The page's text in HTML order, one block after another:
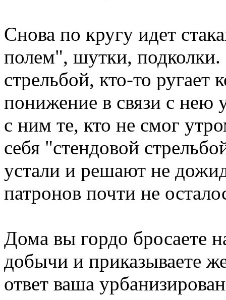
Снова по кругу идет
полем", шутки, подколки.
стрельбой, кто-то
понижение в связи с нею
с ним те, кто не смог
себя "стендовой
устали и решают не
патронов почти не
Дома вы гордо бросаете
добычи и приказываете
ответ ваша